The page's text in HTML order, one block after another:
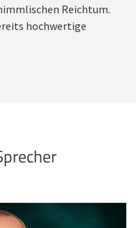
Reichtum.
hochwertige